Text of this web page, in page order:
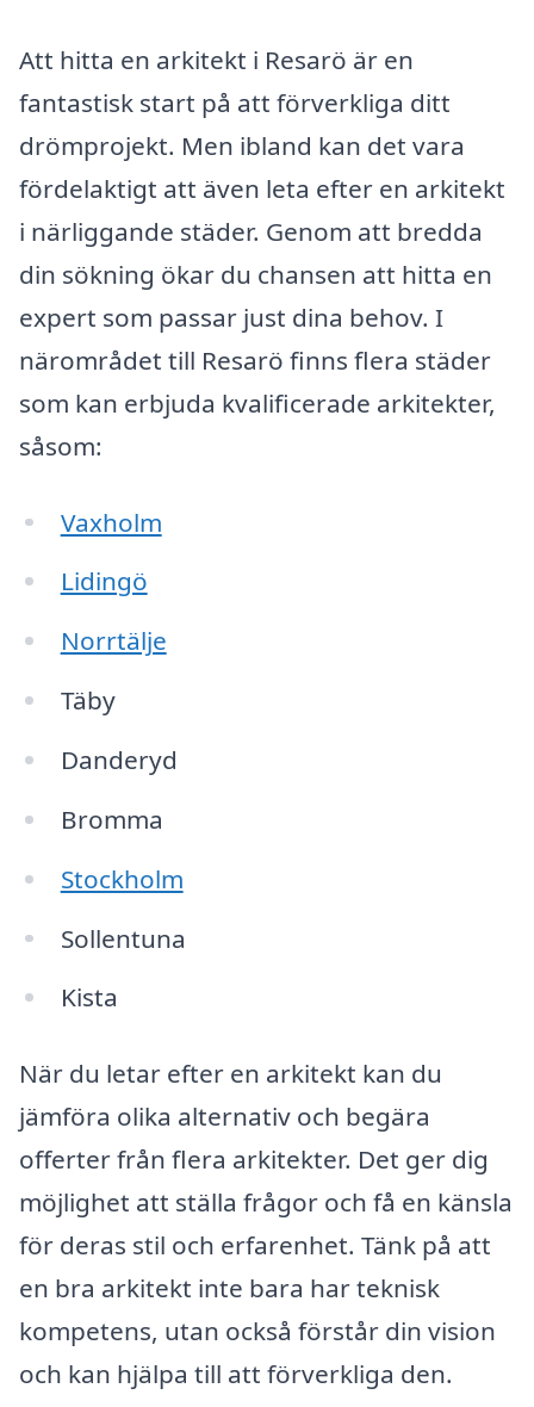
Att hitta en arkitekt i Resarö är en
fantastisk start på att förverkliga ditt
drömprojekt. Men ibland kan det vara
fördelaktigt att även leta efter en arkitekt
i närliggande städer. Genom att bredda
din sökning ökar du chansen att hitta en
expert som passar just dina behov. I
närområdet till Resarö finns flera städer
som kan erbjuda kvalificerade arkitekter,
såsom:
Vaxholm
Lidingö
Norrtälje
Täby
Danderyd
Bromma
Stockholm
Sollentuna
Kista
När du letar efter en arkitekt kan du
jämföra olika alternativ och begära
offerter från flera arkitekter. Det ger dig
möjlighet att ställa frågor och få en känsla
för deras stil och erfarenhet. Tänk på att
en bra arkitekt inte bara har teknisk
kompetens, utan också förstår din vision
och kan hjälpa till att förverkliga den.